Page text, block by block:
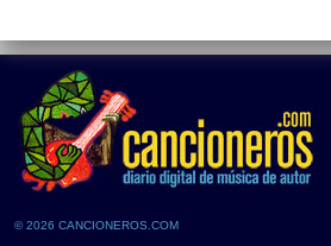
© 2026 CANCIONEROS.COM